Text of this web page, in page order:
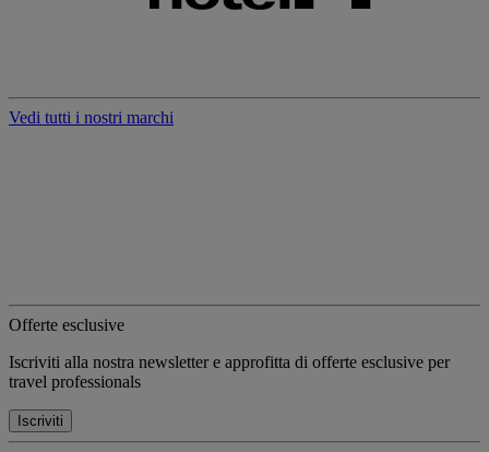
Vedi tutti i nostri marchi
Offerte esclusive
Iscriviti alla nostra newsletter e approfitta di offerte esclusive per
travel professionals
Iscriviti